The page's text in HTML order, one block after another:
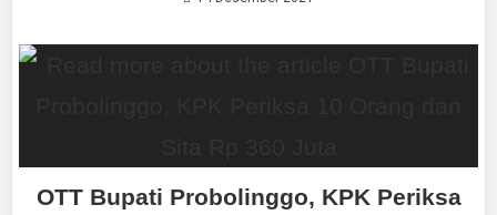
OTT Bupati Probolinggo, KPK Periksa